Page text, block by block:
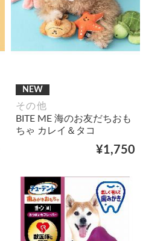
NEW
その他
BITE ME 海のお友だちおも
ちゃ カレイ＆タコ
¥1,750